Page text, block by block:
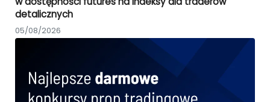
detalicznych
05/08/2026